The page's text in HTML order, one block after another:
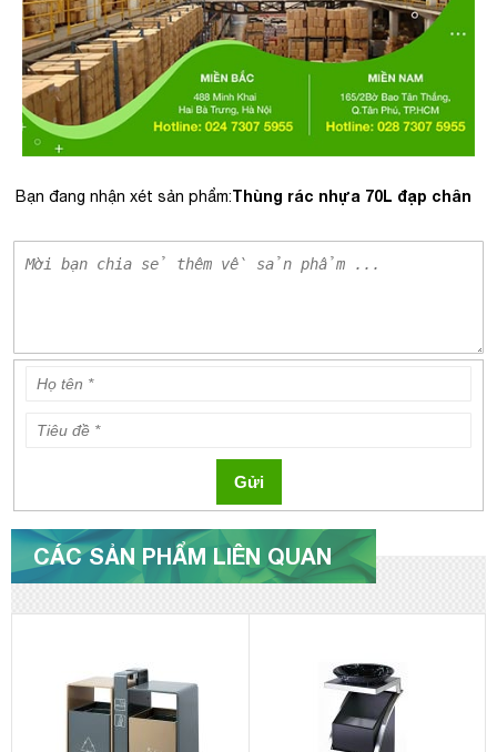
Bạn đang nhận xét sản phẩm:Thùng rác nhựa 70L đạp chân
Gửi
CÁC SẢN PHẨM LIÊN QUAN